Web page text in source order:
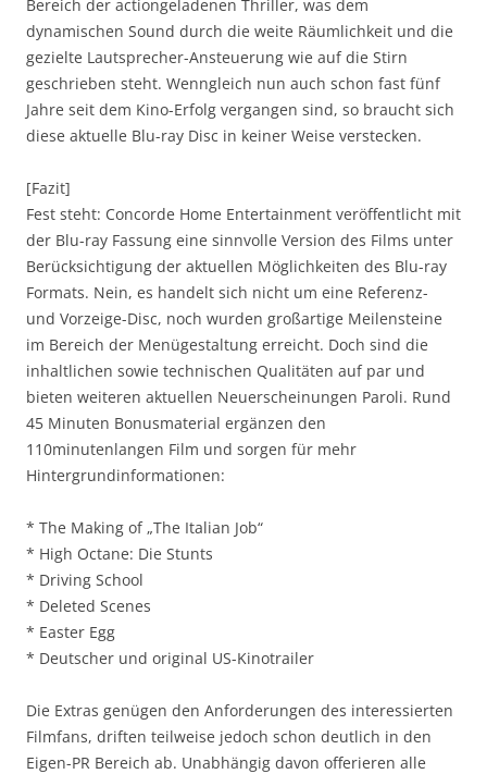
Bereich der actiongeladenen Thriller, was dem
dynamischen Sound durch die weite Räumlichkeit und die
gezielte Lautsprecher-Ansteuerung wie auf die Stirn
geschrieben steht. Wenngleich nun auch schon fast fünf
Jahre seit dem Kino-Erfolg vergangen sind, so braucht sich
diese aktuelle Blu-ray Disc in keiner Weise verstecken.
[Fazit]
Fest steht: Concorde Home Entertainment veröffentlicht mit
der Blu-ray Fassung eine sinnvolle Version des Films unter
Berücksichtigung der aktuellen Möglichkeiten des Blu-ray
Formats. Nein, es handelt sich nicht um eine Referenz-
und Vorzeige-Disc, noch wurden großartige Meilensteine
im Bereich der Menügestaltung erreicht. Doch sind die
inhaltlichen sowie technischen Qualitäten auf par und
bieten weiteren aktuellen Neuerscheinungen Paroli. Rund
45 Minuten Bonusmaterial ergänzen den
110minutenlangen Film und sorgen für mehr
Hintergrundinformationen:
* The Making of „The Italian Job“
* High Octane: Die Stunts
* Driving School
* Deleted Scenes
* Easter Egg
* Deutscher und original US-Kinotrailer
Die Extras genügen den Anforderungen des interessierten
Filmfans, driften teilweise jedoch schon deutlich in den
Eigen-PR Bereich ab. Unabhängig davon offerieren alle